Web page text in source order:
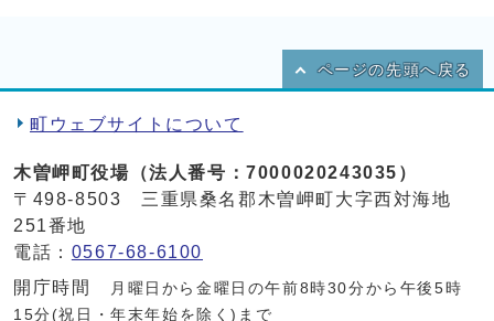
ページの先頭へ戻る
町ウェブサイトについて
木曽岬町役場（法人番号：7000020243035）
〒498-8503 三重県桑名郡木曽岬町大字西対海地
251番地
電話： 0567-68-6100
開庁時間
月曜日から金曜日の午前8時30分から午後5時
15分(祝日・年末年始を除く)まで